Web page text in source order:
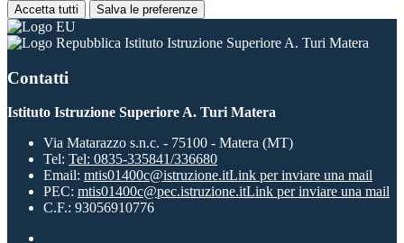
Accetta tutti Salva le preferenze
Istituto Istruzione Superiore A. Turi Matera
Contatti
Istituto Istruzione Superiore A. Turi Matera
Via Matarazzo s.n.c. - 75100 - Matera (MT)
Tel: Tel: 0835-335841/336680
Email: mtis01400c@istruzione.itLink per inviare una mail
PEC: mtis01400c@pec.istruzione.itLink per inviare una mail
C.F.: 93056910776